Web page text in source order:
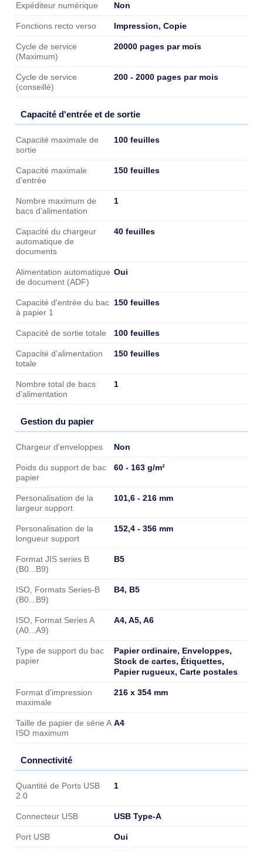
Expéditeur numérique Non
Fonctions recto verso Impression, Copie
Cycle de service
(Maximum)
20000 pages par mois
Cycle de service
(conseillé)
200 - 2000 pages par mois
Capacité d'entrée et de sortie
Capacité d'entrée et de sortie
Capacité maximale de
sortie
100 feuilles
Capacité maximale
d'entrée
150 feuilles
Nombre maximum de
bacs d’alimentation
1
Capacité du chargeur
automatique de
documents
40 feuilles
Alimentation automatique
de document (ADF)
Oui
Capacité d'entrée du bac
à papier 1
150 feuilles
Capacité de sortie totale 100 feuilles
Capacité d’alimentation
totale
150 feuilles
Nombre total de bacs
d’alimentation
1
Gestion du papier
Gestion du papier
Chargeur d'enveloppes Non
Poids du support de bac
papier
60 - 163 g/m²
Personalisation de la
largeur support
101,6 - 216 mm
Personalisation de la
longueur support
152,4 - 356 mm
Format JIS series B
(B0...B9)
B5
ISO, Formats Series-B
(B0...B9)
B4, B5
ISO, Format Series A
(A0...A9)
A4, A5, A6
Type de support du bac
papier
Papier ordinaire, Enveloppes,
Stock de cartes, Étiquettes,
Papier rugueux, Carte postales
Format d’impression
maximale
216 x 354 mm
Taille de papier de série A
ISO maximum
A4
Connectivité
Connectivité
Quantité de Ports USB
2.0
1
Connecteur USB USB Type-A
Port USB Oui